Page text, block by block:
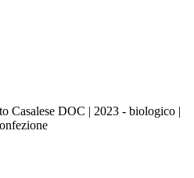
Casalese DOC | 2023 - biologico |